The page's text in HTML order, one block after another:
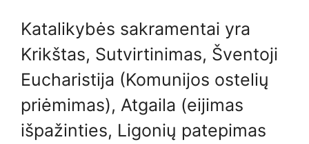
Katalikybės sakramentai yra
Krikštas, Sutvirtinimas, Šventoji
Eucharistija (Komunijos ostelių
priėmimas), Atgaila (eijimas
išpažinties, Ligonių patepimas